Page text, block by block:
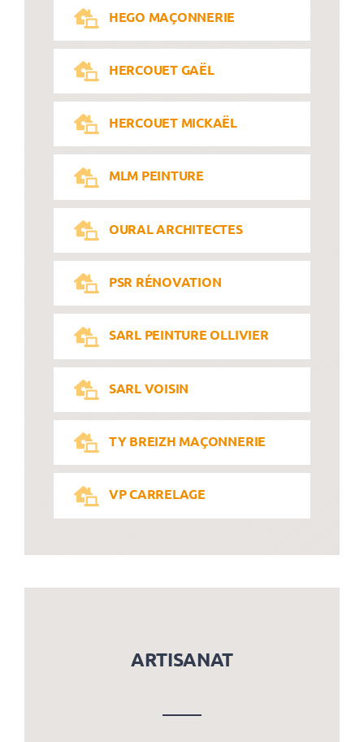
HEGO MAÇONNERIE
HERCOUET GAËL
HERCOUET MICKAËL
MLM PEINTURE
OURAL ARCHITECTES
PSR RÉNOVATION
SARL PEINTURE OLLIVIER
SARL VOISIN
TY BREIZH MAÇONNERIE
VP CARRELAGE
ARTISANAT